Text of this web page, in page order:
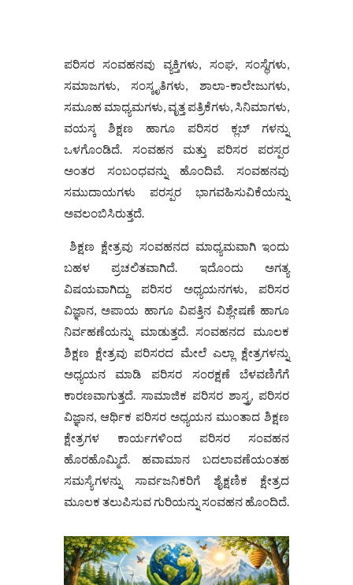
ಪರಿಸರ ಸಂವಹನವು ವ್ಯಕ್ತಿಗಳು, ಸಂಘ, ಸಂಸ್ಥೆಗಳು,
ಸಮಾಜಗಳು, ಸಂಸ್ಕೃತಿಗಳು, ಶಾಲಾ-ಕಾಲೇಜುಗಳು,
ಸಮೂಹ ಮಾಧ್ಯಮಗಳು, ವೃತ್ತ ಪತ್ರಿಕೆಗಳು, ಸಿನಿಮಾಗಳು,
ವಯಸ್ಕ ಶಿಕ್ಷಣ ಹಾಗೂ ಪರಿಸರ ಕ್ಲಬ್ ಗಳನ್ನು
ಒಳಗೊಂಡಿದೆ. ಸಂವಹನ ಮತ್ತು ಪರಿಸರ ಪರಸ್ಪರ
ಅಂತರ ಸಂಬಂಧವನ್ನು ಹೊಂದಿವೆ. ಸಂವಹನವು
ಸಮುದಾಯಗಳು ಪರಸ್ಪರ ಭಾಗವಹಿಸುವಿಕೆಯನ್ನು
ಅವಲಂಬಿಸಿರುತ್ತದೆ.
ಶಿಕ್ಷಣ ಕ್ಷೇತ್ರವು ಸಂವಹನದ ಮಾಧ್ಯಮವಾಗಿ ಇಂದು
ಬಹಳ ಪ್ರಚಲಿತವಾಗಿದೆ. ಇದೊಂದು ಅಗತ್ಯ
ವಿಷಯವಾಗಿದ್ದು ಪರಿಸರ ಅಧ್ಯಯನಗಳು, ಪರಿಸರ
ವಿಜ್ಞಾನ, ಅಪಾಯ ಹಾಗೂ ವಿಪತ್ತಿನ ವಿಶ್ಲೇಷಣೆ ಹಾಗೂ
ನಿರ್ವಹಣೆಯನ್ನು ಮಾಡುತ್ತದೆ. ಸಂವಹನದ ಮೂಲಕ
ಶಿಕ್ಷಣ ಕ್ಷೇತ್ರವು ಪರಿಸರದ ಮೇಲೆ ಎಲ್ಲಾ ಕ್ಷೇತ್ರಗಳನ್ನು
ಅಧ್ಯಯನ ಮಾಡಿ ಪರಿಸರ ಸಂರಕ್ಷಣೆ ಬೆಳವಣಿಗೆಗೆ
ಕಾರಣವಾಗುತ್ತದೆ. ಸಾಮಾಜಿಕ ಪರಿಸರ ಶಾಸ್ತ್ರ, ಪರಿಸರ
ವಿಜ್ಞಾನ, ಆರ್ಥಿಕ ಪರಿಸರ ಅಧ್ಯಯನ ಮುಂತಾದ ಶಿಕ್ಷಣ
ಕ್ಷೇತ್ರಗಳ ಕಾರ್ಯಗಳಿಂದ ಪರಿಸರ ಸಂವಹನ
ಹೊರಹೊಮ್ಮಿದೆ. ಹವಾಮಾನ ಬದಲಾವಣೆಯಂತಹ
ಸಮಸ್ಯೆಗಳನ್ನು ಸಾರ್ವಜನಿಕರಿಗೆ ಶೈಕ್ಷಣಿಕ ಕ್ಷೇತ್ರದ
ಮೂಲಕ ತಲುಪಿಸುವ ಗುರಿಯನ್ನು ಸಂವಹನ ಹೊಂದಿದೆ.